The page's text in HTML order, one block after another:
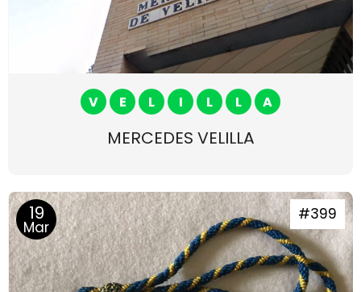
V E L I L L A
MERCEDES VELILLA
19
Mar
#399